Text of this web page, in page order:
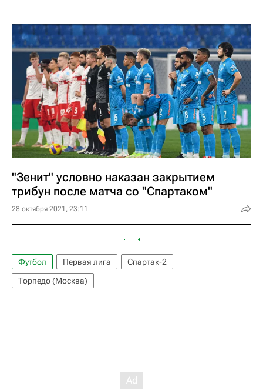
"Зенит" условно наказан закрытием
трибун после матча со "Спартаком"
28 октября 2021, 23:11
Футбол Первая лига
Спартак-2
Торпедо (Москва)